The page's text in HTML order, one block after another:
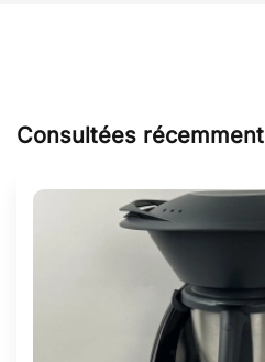
Consultées récemment